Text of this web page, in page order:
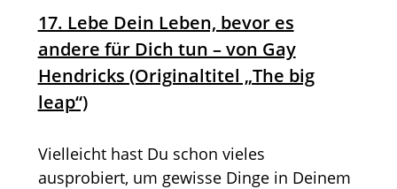
17. Lebe Dein Leben, bevor es
andere für Dich tun – von Gay
Hendricks (Originaltitel „The big
leap“)
Vielleicht hast Du schon vieles
ausprobiert, um gewisse Dinge in Deinem